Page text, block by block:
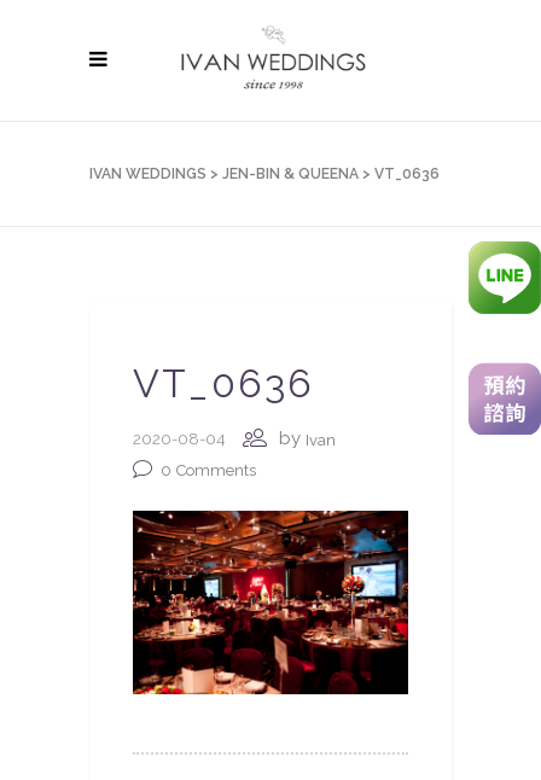
IVAN WEDDINGS > JEN-BIN & QUEENA > VT_0636
VT_0636
2020-08-04 by Ivan
0 Comments